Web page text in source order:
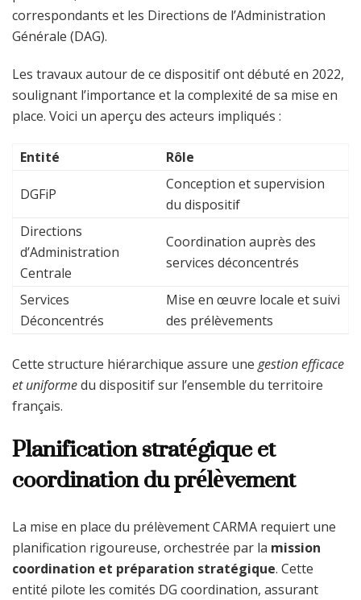
correspondants et les Directions de l’Administration
Générale (DAG).
Les travaux autour de ce dispositif ont débuté en 2022,
soulignant l’importance et la complexité de sa mise en
place. Voici un aperçu des acteurs impliqués :
Entité Rôle
DGFiP
Conception et supervision
du dispositif
Directions
d’Administration
Centrale
Coordination auprès des
services déconcentrés
Services
Déconcentrés
Mise en œuvre locale et suivi
des prélèvements
Cette structure hiérarchique assure unegestion efficace
et uniformedu dispositif sur l’ensemble du territoire
français.
Planification stratégique et
coordination du prélèvement
La mise en place du prélèvement CARMA requiert une
planification rigoureuse, orchestrée par la mission
coordination et préparation stratégique. Cette
entité pilote les comités DG coordination, assurant